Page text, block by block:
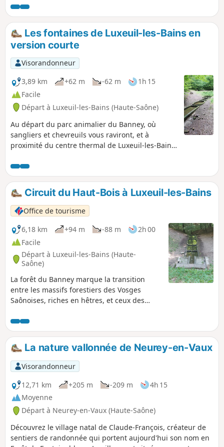
nombreux bâtiments sont faits avec de la pierre locale
provenant des Vosges. Ce circuit, qui a un certain charme,
permet de vadrouiller plusieurs heures dans cette ville
thermale. Vous reviendrez, peut-être aussi, avec du jambon
de Luxeuil. Cette randonnée est classée comme "moyenne"
car elle fait plus de 10 kilomètres et peut ne pas convenir
aux plus jeunes.
Les fontaines de Luxeuil-les-Bains en
version courte
Visorandonneur
3,89 km
+62 m -62 m
1h 15
Facile
Départ à Luxeuil-les-Bains (Haute-Saône)
Au départ du parc animalier du Banney, où
sangliers et chevreuils vous raviront, et à
proximité du centre thermal de Luxeuil-les-Bains,
vestiges gallo-romains comme les jolies fontaines
en grès des Vosges. Vous pourrez vous y
rafraichir, vous reposer ou faire un piquenique
sur les tables en bois et en pierre qui y sont
implantées.
Circuit du Haut-Bois à Luxeuil-les-Bains
Office de tourisme
6,18 km
+94 m -88 m
2h 00
Facile
Départ à Luxeuil-les-Bains (Haute-
Saône)
La forêt du Banney marque la transition
entre les massifs forestiers des Vosges
Saônoises, riches en hêtres, et ceux des
variées. Cette ancienne forêt des moines de
l’Abbaye de Luxeuil révèle de nombreuses
richesses : sources, fontaines, ancienne voie
romaine, route Napoléon.
La nature vallonnée de Neurey-en-Vaux
Visorandonneur
12,71 km
+205 m -209 m
4h 15
Moyenne
Départ à Neurey-en-Vaux (Haute-Saône)
Découvrez le village natal de Claude-François, créateur de
sentiers de randonnée qui portent aujourd'hui son nom en